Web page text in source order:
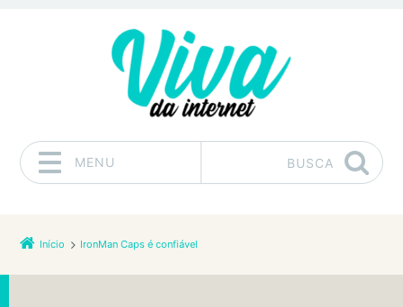
MENU BUSCA
Início IronMan Caps é confiável